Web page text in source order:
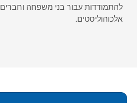
להתמודדות עבור בני משפחה
אלכוהוליסטים.